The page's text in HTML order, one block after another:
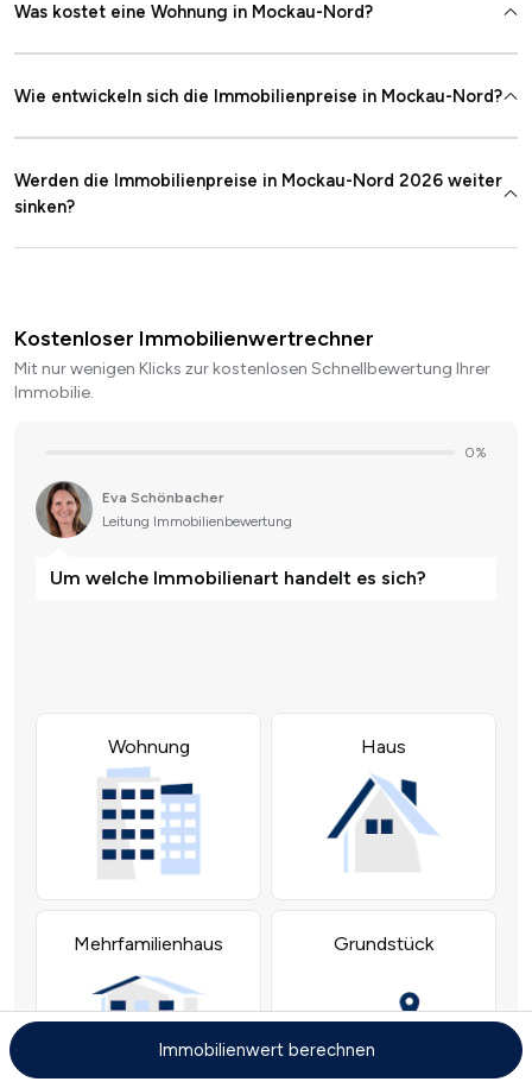
Was kostet eine Wohnung in Mockau-Nord?
Wie entwickeln sich die Immobilienpreise in Mockau-Nord?
Werden die Immobilienpreise in Mockau-Nord 2026 weiter
sinken?
Kostenloser Immobilienwertrechner
Mit nur wenigen Klicks zur kostenlosen Schnellbewertung Ihrer
Immobilie.
Immobilienwert berechnen